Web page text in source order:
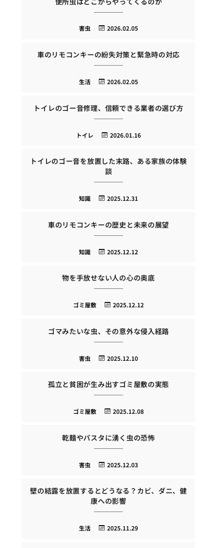
2026.02.05
害虫
車のリモコンキーの紛失対策と緊急時の対応
2026.02.05
生活
トイレのゴー音修理、信頼できる業者の選び方
2026.01.16
トイレ
トイレのゴー音を放置した末路、ある家族の体験
談
2025.12.31
知識
車のリモコンキーの歴史と未来の展望
2025.12.12
知識
物を手放せない人の心の奥底
2025.12.12
ゴミ屋敷
ゴマみたいな虫、その意外な侵入経路
2025.12.10
害虫
孤立と貧困が生み出すゴミ屋敷の実態
2025.12.08
ゴミ屋敷
乾麺やパスタに湧く虫の恐怖
2025.12.03
害虫
壁の結露を放置するとどうなる？カビ、ダニ、健
康への影響
2025.11.29
生活